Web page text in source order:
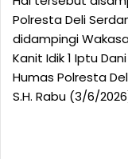
Polresta Deli
didampingi
Kanit Idik 1 Iptu
Humas Polresta
S.H. Rabu (3/6/